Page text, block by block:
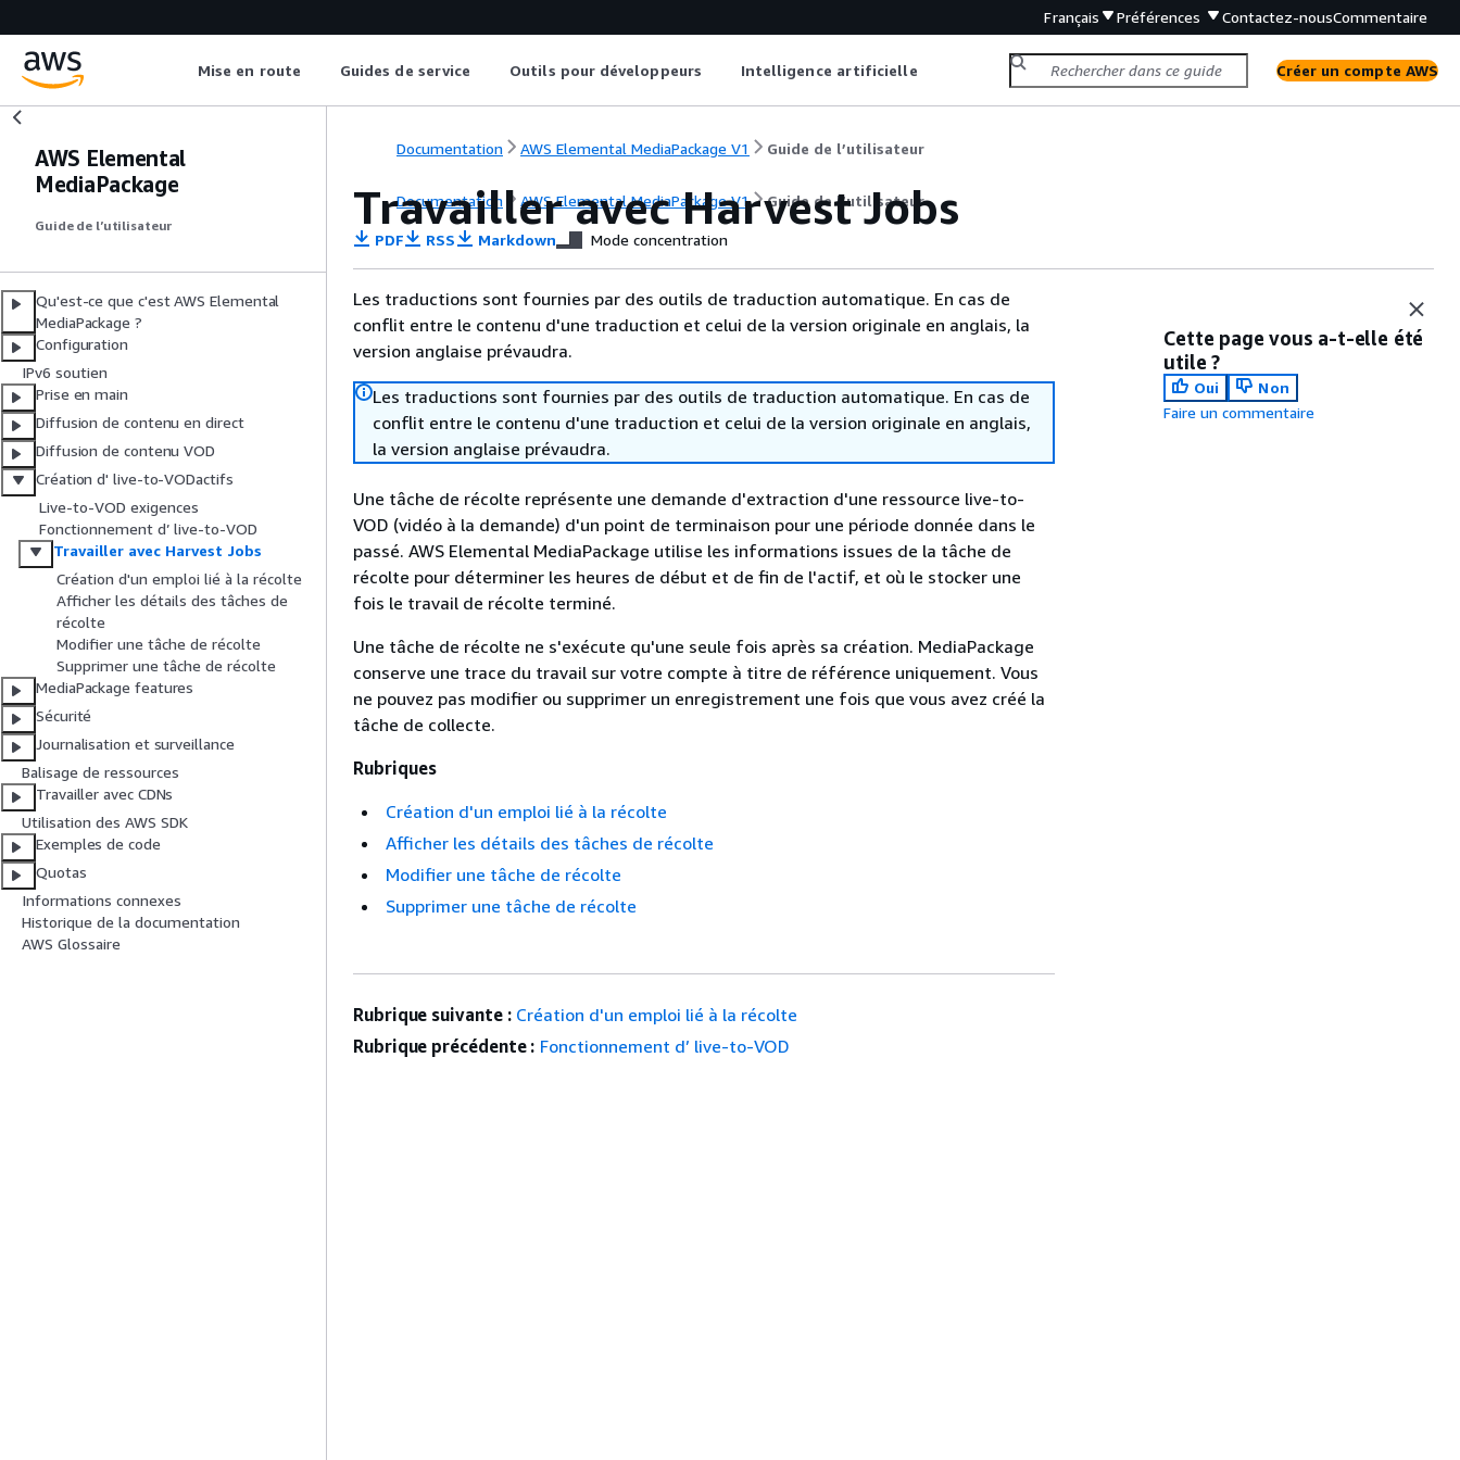
Français Préférences Contactez-nousCommentaire
Mise en route Guides de service Outils pour développeurs Intelligence artificielle Créer un compte AWS
AWS Elemental
MediaPackage
Guide de l’utilisateur
Qu'est-ce que c'est AWS Elemental
MediaPackage ?
Configuration
IPv6 soutien
Prise en main
Diffusion de contenu en direct
Diffusion de contenu VOD
Création d' live-to-VODactifs
Live-to-VOD exigences
Fonctionnement d’ live-to-VOD
Travailler avec Harvest Jobs
Création d'un emploi lié à la récolte
Afficher les détails des tâches de
récolte
Modifier une tâche de récolte
Supprimer une tâche de récolte
MediaPackage features
Sécurité
Journalisation et surveillance
Balisage de ressources
Travailler avec CDNs
Utilisation des AWS SDK
Exemples de code
Quotas
Informations connexes
Historique de la documentation
AWS Glossaire
Documentation AWS Elemental MediaPackage V1 Guide de l’utilisateur
Documentation AWS Elemental MediaPackage V1 Guide de l’utilisateur
Travailler avec Harvest Jobs
PDF RSS Markdown Mode concentration
Les traductions sont fournies par des outils de traduction automatique. En cas de
conflit entre le contenu d'une traduction et celui de la version originale en anglais, la
version anglaise prévaudra.
Les traductions sont fournies par des outils de traduction automatique. En cas de
conflit entre le contenu d'une traduction et celui de la version originale en anglais,
la version anglaise prévaudra.
Une tâche de récolte représente une demande d'extraction d'une ressource live-to-
VOD (vidéo à la demande) d'un point de terminaison pour une période donnée dans le
passé. AWS Elemental MediaPackage utilise les informations issues de la tâche de
récolte pour déterminer les heures de début et de fin de l'actif, et où le stocker une
fois le travail de récolte terminé.
Une tâche de récolte ne s'exécute qu'une seule fois après sa création. MediaPackage
conserve une trace du travail sur votre compte à titre de référence uniquement. Vous
ne pouvez pas modifier ou supprimer un enregistrement une fois que vous avez créé la
tâche de collecte.
Rubriques
Création d'un emploi lié à la récolte
Afficher les détails des tâches de récolte
Modifier une tâche de récolte
Supprimer une tâche de récolte
Cette page vous a-t-elle été
utile ?
Oui
Non
Faire un commentaire
Rubrique suivante : Création d'un emploi lié à la récolte
Rubrique précédente : Fonctionnement d’ live-to-VOD